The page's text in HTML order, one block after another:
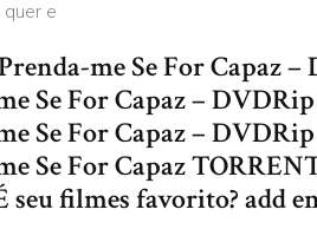
quer e
me Se For Capaz
Se For Capaz –
Se For Capaz –
Se For Capaz
seu filmes favorito? add